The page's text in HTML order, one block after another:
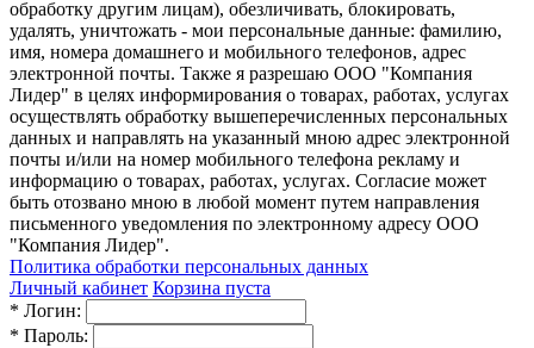
обработку другим лицам), обезличивать, блокировать,
удалять, уничтожать - мои персональные данные: фамилию,
имя, номера домашнего и мобильного телефонов, адрес
электронной почты. Также я разрешаю ООО "Компания
Лидер" в целях информирования о товарах, работах, услугах
осуществлять обработку вышеперечисленных персональных
данных и направлять на указанный мною адрес электронной
почты и/или на номер мобильного телефона рекламу и
информацию о товарах, работах, услугах. Согласие может
быть отозвано мною в любой момент путем направления
письменного уведомления по электронному адресу ООО
"Компания Лидер".
Политика обработки персональных данных
Личный кабинет Корзина пуста
* Логин:
* Пароль: